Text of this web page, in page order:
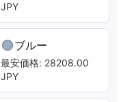
JPY
ブルー
最安価格: 28208.00
JPY